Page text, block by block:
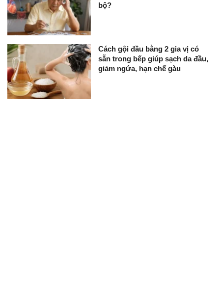
bộ?
Cách gội đầu bằng 2 gia vị có
sẵn trong bếp giúp sạch da đầu,
giảm ngứa, hạn chế gàu